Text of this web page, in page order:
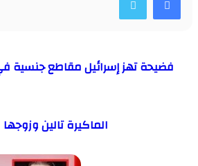
تهز إسرائيل مقاطع جنسية في الجيم 2025
الماكيرة تالين وزوجها